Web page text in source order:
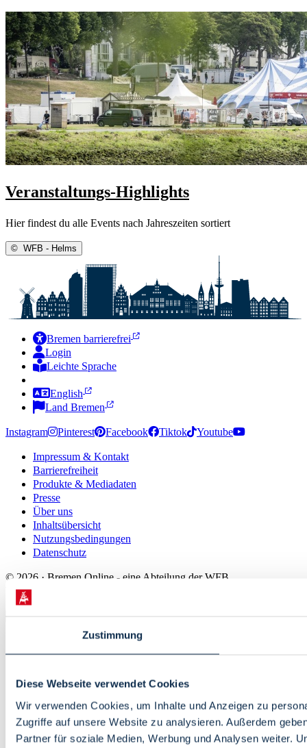
Zustimmung
Diese Webseite verwendet Cookies
Wir verwenden Cookies, um Inhalte und Anzeigen zu
Zugriffe auf unsere Website zu analysieren. Außerdem
Partner für soziale Medien, Werbung und Analysen weiter.
Veranstaltungs-Highlights
Hier findest du alle Events nach Jahreszeiten sortiert
© WFB - Helms
Bremen barrierefrei
Login
Leichte Sprache
English
Land Bremen
Instagram Pinterest Facebook Tiktok Youtube
Impressum & Kontakt
Barrierefreiheit
Produkte & Mediadaten
Presse
Über uns
Inhaltsübersicht
Nutzungsbedingungen
Datenschutz
© 2026 · Bremen Online - eine Abteilung der WFB
Wirtschaftsförderung Bremen GmbH